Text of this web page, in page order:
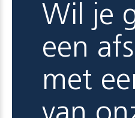
Wil je
een
met